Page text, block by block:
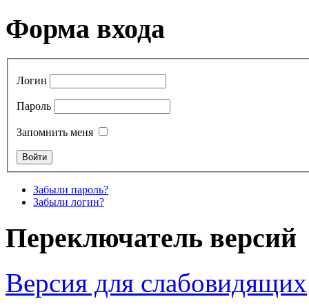
Форма входа
Логин
Пароль
Запомнить меня
Забыли пароль?
Забыли логин?
Переключатель версий
Версия для слабовидящих